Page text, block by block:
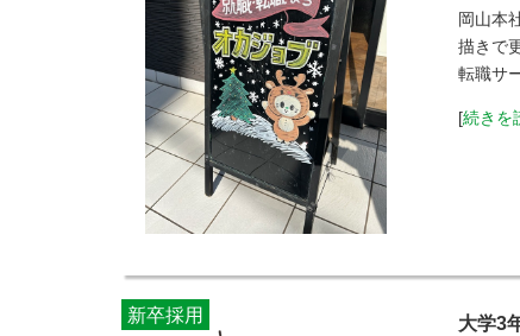
岡山本
描きで
転職サ
[続きを
新卒採用
大学3